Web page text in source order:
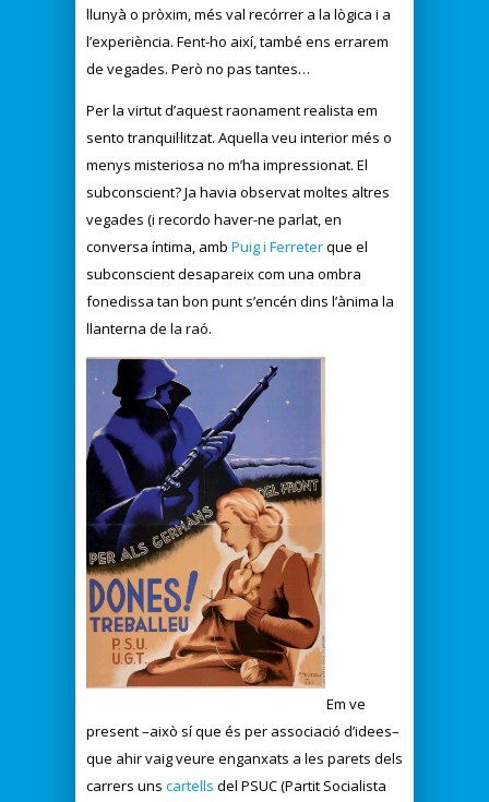
llunyà o pròxim, més val recórrer a la lògica i a
l’experiència. Fent-ho així, també ens errarem
de vegades. Però no pas tantes…
Per la virtut d’aquest raonament realista em
sento tranquil·litzat. Aquella veu interior més o
menys misteriosa no m’ha impressionat. El
subconscient? Ja havia observat moltes altres
vegades (i recordo haver-ne parlat, en
conversa íntima, amb Puig i Ferreterque el
subconscient desapareix com una ombra
fonedissa tan bon punt s’encén dins l’ànima la
llanterna de la raó.
Em ve
present –això sí que és per associació d’idees–
que ahir vaig veure enganxats a les parets dels
carrers uns cartells del PSUC (Partit Socialista